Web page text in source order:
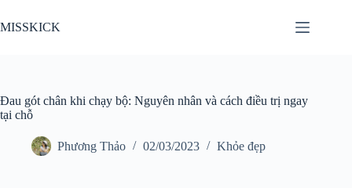
đến
phần
MISSKICK
Đau gót chân khi chạy bộ: Nguyên nhân và cách điều trị ngay
tại chỗ
Phương Thảo 02/03/2023 Khỏe đẹp